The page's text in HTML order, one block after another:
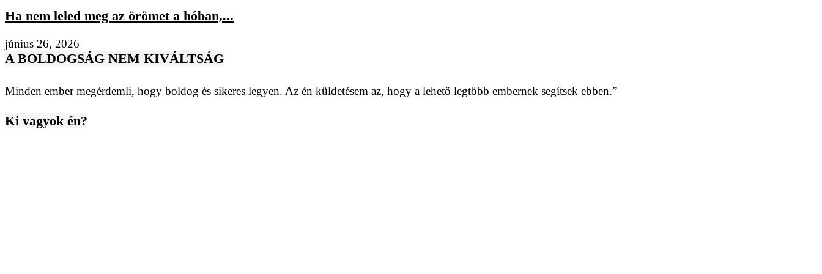
Ha nem leled meg az örömet a hóban,...
június 26, 2026
A BOLDOGSÁG NEM KIVÁLTSÁG
Minden ember megérdemli, hogy boldog és sikeres legyen. Az én küldetésem az, hogy a lehető legtöbb embernek segítsek ebben.”
Ki vagyok én?